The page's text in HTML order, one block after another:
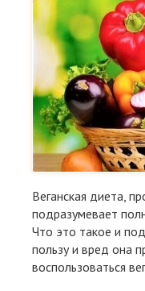
Веганская диета,
подразумевает
Что это такое и
пользу и вред она
воспользоваться